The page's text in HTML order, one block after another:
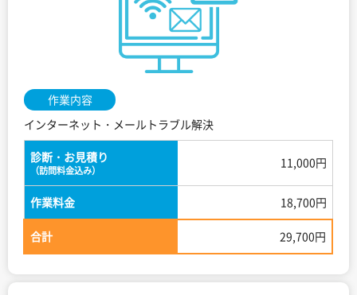
作業内容
インターネット・メールトラブル解決
診断・お見積り
（訪問料金込み）
11,000円
作業料金 18,700円
合計 29,700円